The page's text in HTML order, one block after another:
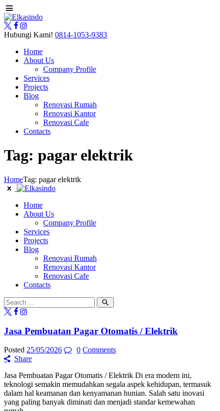
Hubungi Kami! 0814-1053-9383
Home
About Us
Company Profile
Services
Projects
Blog
Renovasi Rumah
Renovasi Kantor
Renovasi Cafe
Contacts
Tag: pagar elektrik
HomeTag: pagar elektrik
Home
About Us
Company Profile
Services
Projects
Blog
Renovasi Rumah
Renovasi Kantor
Renovasi Cafe
Contacts
Jasa Pembuatan Pagar Otomatis / Elektrik
Posted 25/05/2026 0 Comments
Share
Jasa Pembuatan Pagar Otomatis / Elektrik Di era modern ini,
teknologi semakin memudahkan segala aspek kehidupan, termasuk
dalam hal keamanan dan kenyamanan hunian. Salah satu inovasi
yang paling banyak diminati dan menjadi standar kemewahan